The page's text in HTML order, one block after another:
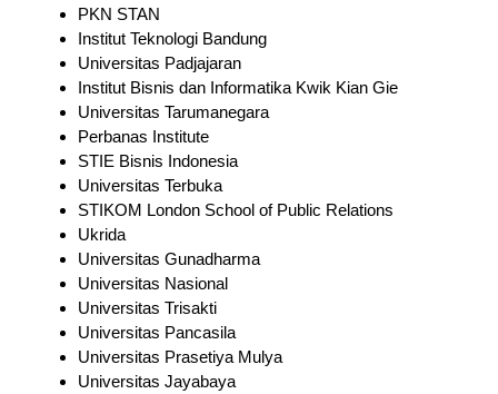
PKN STAN
Institut Teknologi Bandung
Universitas Padjajaran
Institut Bisnis dan Informatika Kwik Kian Gie
Universitas Tarumanegara
Perbanas Institute
STIE Bisnis Indonesia
Universitas Terbuka
STIKOM London School of Public Relations
Ukrida
Universitas Gunadharma
Universitas Nasional
Universitas Trisakti
Universitas Pancasila
Universitas Prasetiya Mulya
Universitas Jayabaya